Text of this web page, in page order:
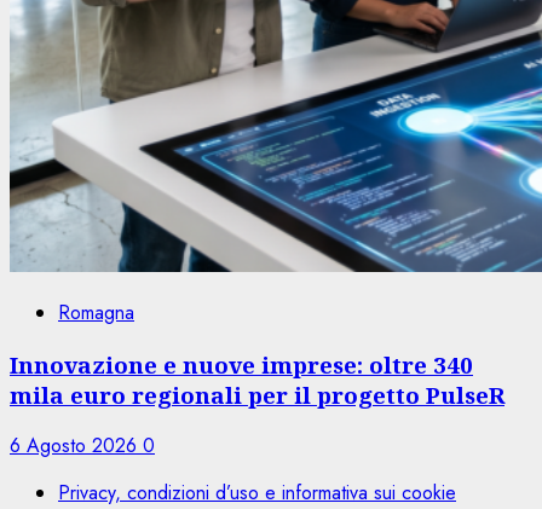
Romagna
Innovazione e nuove imprese: oltre 340
mila euro regionali per il progetto PulseR
6 Agosto 2026 0
Privacy, condizioni d’uso e informativa sui cookie